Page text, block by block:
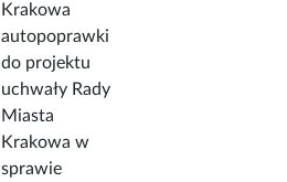
Krakowa
autopoprawki
do projektu
uchwały Rady
Miasta
Krakowa w
sprawie